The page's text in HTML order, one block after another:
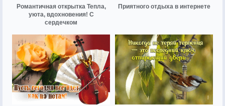
Романтичная открытка Тепла,
уюта, вдохновения! С
сердечком
Приятного отдыха в интернете